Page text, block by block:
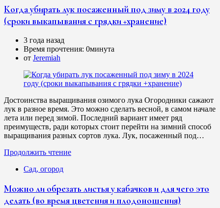
Когда убирать лук посаженный под зиму в 2024 году
(сроки выкапывания с грядки +хранение)
3 года назад
Время прочтения: 0минута
от Jeremiah
Достоинства выращивания озимого лука Огородники сажают
лук в разное время. Это можно сделать весной, в самом начале
лета или перед зимой. Последний вариант имеет ряд
преимуществ, ради которых стоит перейти на зимний способ
выращивания разных сортов лука. Лук, посаженный под…
Продолжить чтение
Сад, огород
Можно ли обрезать листья у кабачков и для чего это
делать (во время цветения и плодоношения)